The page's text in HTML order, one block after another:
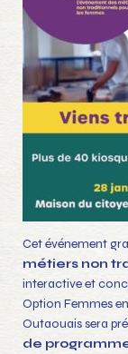
Cet événement
métiers non
interactive et
Option Femmes
Outaouais sera
de